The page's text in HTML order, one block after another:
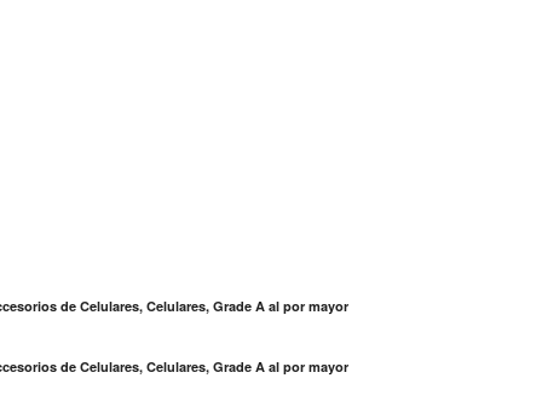
de Celulares, Celulares, Grade A al por mayor
de Celulares, Celulares, Grade A al por mayor